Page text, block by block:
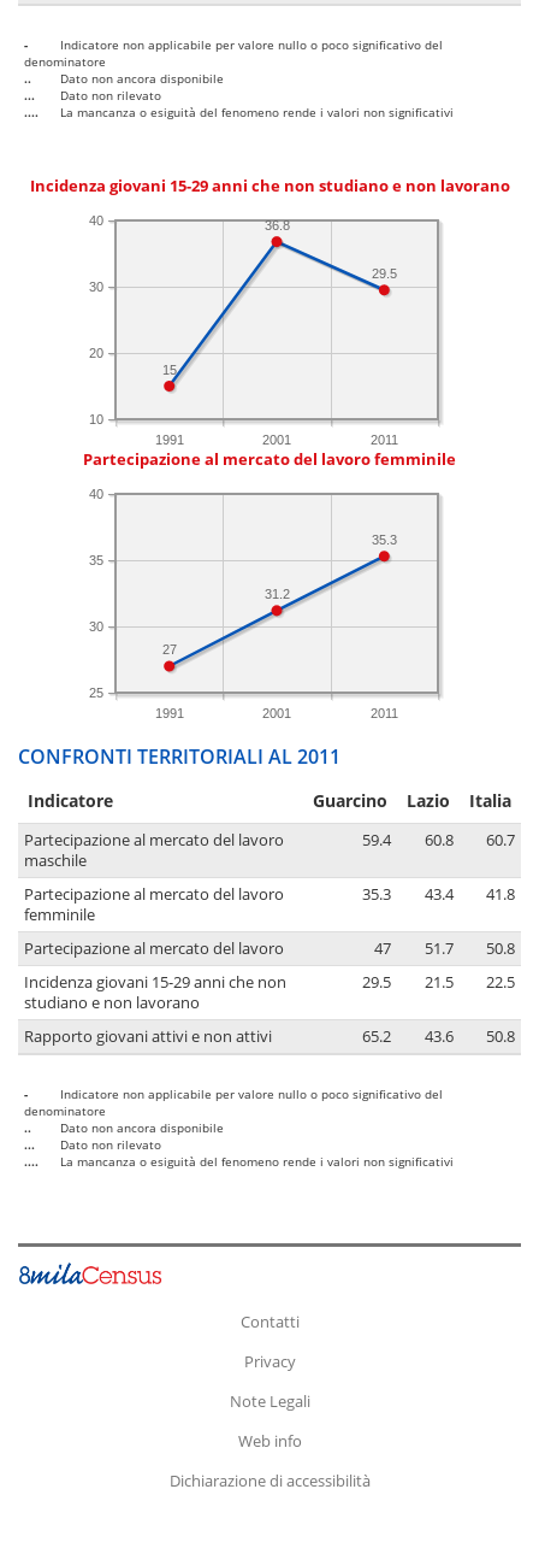
-
Indicatore non applicabile per valore nullo o poco significativo del
denominatore
..
Dato non ancora disponibile
...
Dato non rilevato
....
La mancanza o esiguità del fenomeno rende i valori non significativi
Incidenza giovani 15-29 anni che non studiano e non lavorano
1991 2001 2011
10
20
30
40
29.5
36.8
15
Partecipazione al mercato del lavoro femminile
1991 2001 2011
25
30
35
40
35.3
31.2
27
CONFRONTI TERRITORIALI AL 2011
Indicatore Guarcino Lazio Italia
Partecipazione al mercato del lavoro
maschile
59.4 60.8 60.7
Partecipazione al mercato del lavoro
femminile
35.3 43.4 41.8
Partecipazione al mercato del lavoro 47 51.7
50.8
Incidenza giovani 15-29 anni che non
studiano e non lavorano
29.5 21.5 22.5
Rapporto giovani attivi e non attivi 65.2 43.6 50.8
-
Indicatore non applicabile per valore nullo o poco significativo del
denominatore
..
Dato non ancora disponibile
...
Dato non rilevato
....
La mancanza o esiguità del fenomeno rende i valori non significativi
Contatti
Privacy
Note Legali
Web info
Dichiarazione di accessibilità